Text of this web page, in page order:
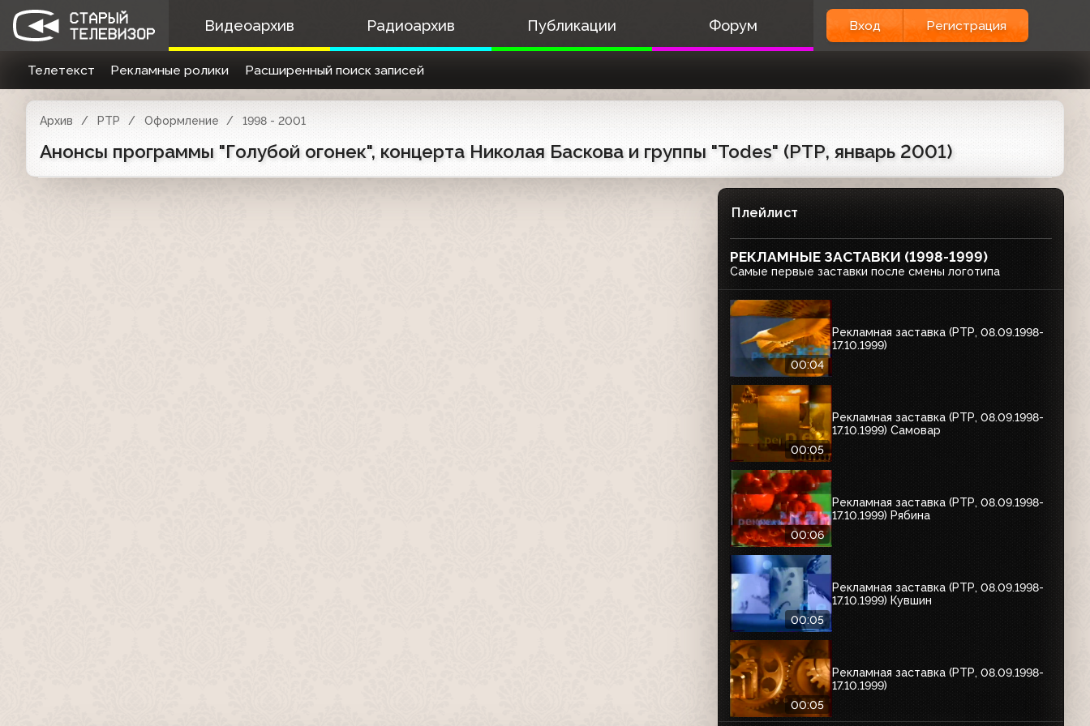
Видеоархив Радиоархив Публикации Форум Вход Регистрация
Телетекст Рекламные ролики Расширенный поиск записей
Архив РТР Оформление 1998 - 2001
Анонсы программы "Голубой огонек", концерта Николая Баскова и группы "Todes" (РТР, январь 2001)
Плейлист
РЕКЛАМНЫЕ ЗАСТАВКИ (1998-1999)
Самые первые заставки после смены логотипа
00:04
Рекламная заставка (РТР, 08.09.1998-
17.10.1999)
00:05
Рекламная заставка (РТР, 08.09.1998-
17.10.1999) Самовар
00:06
Рекламная заставка (РТР, 08.09.1998-
17.10.1999) Рябина
00:05
Рекламная заставка (РТР, 08.09.1998-
17.10.1999) Кувшин
00:05
Рекламная заставка (РТР, 08.09.1998-
17.10.1999)